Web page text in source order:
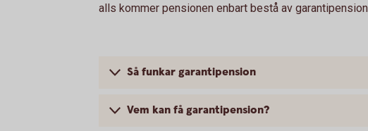
alls kommer pensionen enbart bestå av
Så funkar garantipension
Vem kan få garantipension?